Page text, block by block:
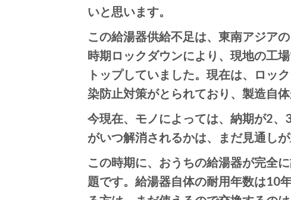
いと思います。
この給湯器供給不足は、東南アジア
時期ロックダウンにより、現地の工
トップしていました。現在は、ロッ
染防止対策がとられており、製造自体
今現在、モノによっては、納期が2
がいつ解消されるかは、まだ見通しが
この時期に、おうちの給湯器が完全
題です。給湯器自体の耐用年数は10